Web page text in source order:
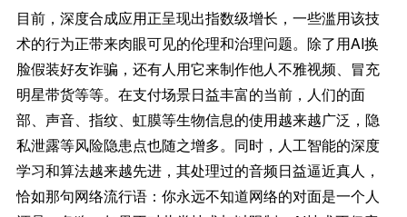
目前，深度合成应用正呈现出指数级增长，一些滥用该技
术的行为正带来肉眼可见的伦理和治理问题。除了用AI换
脸假装好友诈骗，还有人用它来制作他人不雅视频、冒充
明星带货等等。在支付场景日益丰富的当前，人们的面
部、声音、指纹、虹膜等生物信息的使用越来越广泛，隐
私泄露等风险隐患点也随之增多。同时，人工智能的深度
学习和算法越来越先进，其处理过的音频日益逼近真人，
恰如那句网络流行语：你永远不知道网络的对面是一个人